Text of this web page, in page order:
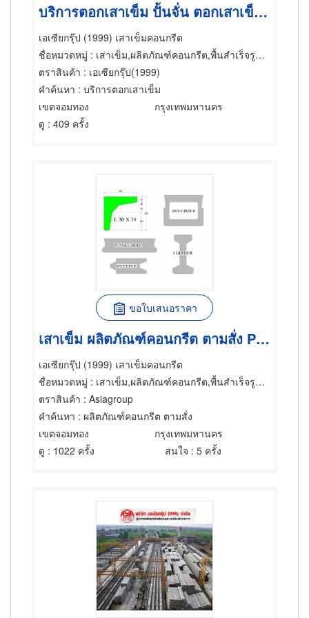
บริการตอกเสาเข็ม ปั้นจั่น ตอกเสาเข็มคอนกรีต เสาเข็ม
เอเซียกรุ๊ป (1999) เสาเข็มคอนกรีต
ชื่อหมวดหมู่ : เสาเข็ม,ผลิตภัณฑ์คอนกรีต,พื้นสำเร็จรูป (คอนกรีตเสริมเหล็กและอัดแรง)
ตราสินค้า : เอเซียกรุ๊ป(1999)
คำค้นหา : บริการตอกเสาเข็ม
เขตจอมทอง
กรุงเทพมหานคร
ดู : 409 ครั้ง
ขอใบเสนอราคา
เสาเข็ม ผลิตภัณฑ์คอนกรีต ตามสั่ง PLANK GIRDER, BOX GIRD
เอเซียกรุ๊ป (1999) เสาเข็มคอนกรีต
ชื่อหมวดหมู่ : เสาเข็ม,ผลิตภัณฑ์คอนกรีต,พื้นสำเร็จรูป (คอนกรีตเสริมเหล็กและอัดแรง)
ตราสินค้า : Asiagroup
คำค้นหา : ผลิตภัณฑ์คอนกรีต ตามสั่ง
เขตจอมทอง
กรุงเทพมหานคร
ดู : 1022 ครั้ง สนใจ : 5 ครั้ง